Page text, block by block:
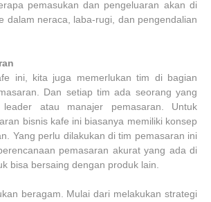
pemasukan dan pengeluaran akan di
dalam neraca, laba-rugi, dan pengendalian
ini, kita juga memerlukan tim di bagian
Dan setiap tim ada seorang yang
leader atau manajer pemasaran. Untuk
bisnis kafe ini biasanya memiliki konsep
Yang perlu dilakukan di tim pemasaran ini
pemasaran akurat yang ada di
bisa bersaing dengan produk lain.
beragam. Mulai dari melakukan strategi